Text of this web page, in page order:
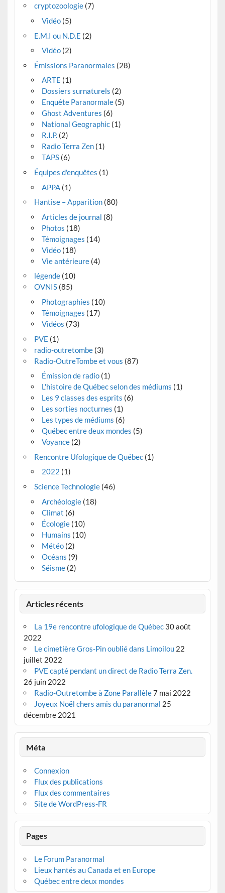
cryptozoologie(7)
Vidéo(5)
E.M.I ou N.D.E (2)
Vidéo(2)
Émissions Paranormales (28)
ARTE (1)
Dossiers surnaturels (2)
Enquête Paranormale(5)
Ghost Adventures (6)
National Geographic(1)
R.I.P.(2)
Radio Terra Zen(1)
TAPS(6)
Équipes d'enquêtes (1)
APPA(1)
Hantise – Apparition(80)
Articles de journal (8)
Photos (18)
Témoignages (14)
Vidéo(18)
Vie antérieure(4)
légende(10)
OVNIS(85)
Photographies (10)
Témoignages (17)
Vidéos (73)
PVE (1)
radio-outretombe(3)
Radio-OutreTombe et vous (87)
Émission de radio(1)
L'histoire de Québec selon des médiums (1)
Les 9 classes des esprits (6)
Les sorties nocturnes (1)
Les types de médiums (6)
Québec entre deux mondes (5)
Voyance(2)
Rencontre Ufologique de Québec(1)
2022 (1)
Science Technologie(46)
Archéologie(18)
Climat (6)
Écologie(10)
Humains (10)
Météo(2)
Océans (9)
Séisme(2)
Articles récents
La 19e rencontre ufologique de Québec 30 août
2022
Le cimetière Gros-Pin oublié dans Limoilou 22
juillet 2022
PVE capté pendant un direct de Radio Terra Zen.
26 juin 2022
Radio-Outretombe à Zone Parallèle7 mai 2022
Joyeux Noël chers amis du paranormal 25
décembre 2021
Méta
Connexion
Flux des publications
Flux des commentaires
Site de WordPress-FR
Pages
Le Forum Paranormal
Lieux hantés au Canada et en Europe
Québec entre deux mondes